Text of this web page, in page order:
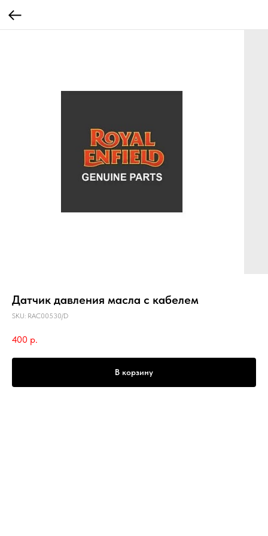
Датчик давления масла с кабелем
SKU: RAC00530/D
400 р.
В корзину